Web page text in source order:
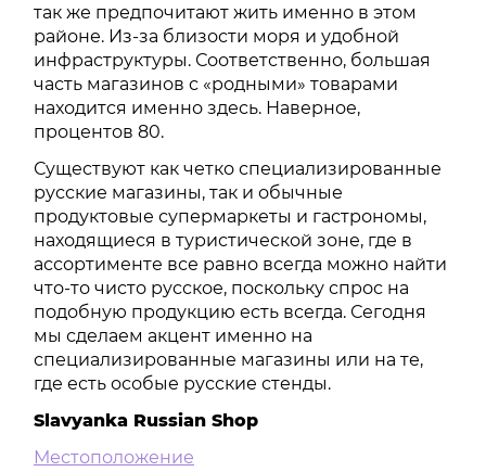
так же предпочитают жить именно в этом
районе. Из-за близости моря и удобной
инфраструктуры. Соответственно, большая
часть магазинов с «родными» товарами
находится именно здесь. Наверное,
процентов 80.
Существуют как четко специализированные
русские магазины, так и обычные
продуктовые супермаркеты и гастрономы,
находящиеся в туристической зоне, где в
ассортименте все равно всегда можно найти
что-то чисто русское, поскольку спрос на
подобную продукцию есть всегда. Сегодня
мы сделаем акцент именно на
специализированные магазины или на те,
где есть особые русские стенды.
Slavyanka Russian Shop
Местоположение